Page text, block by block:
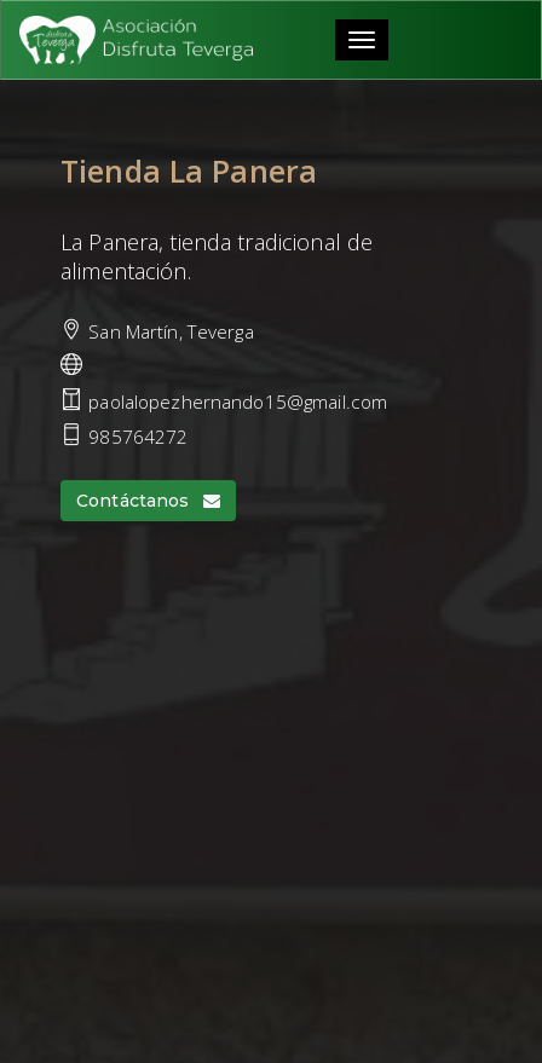
Toggle
Tienda La Panera
La Panera, tienda tradicional de
alimentación.
San Martín, Teverga
paolalopezhernando15@gmail.com
985764272
Contáctanos